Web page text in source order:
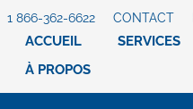
1 866-362-6622 CONTACT
ACCUEIL SERVICES
À PROPOS